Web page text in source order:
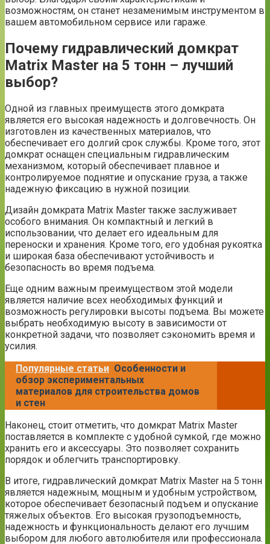
возможностям, он станет незаменимым инструментом в
вашем автомобильном сервисе или гараже.
Почему гидравлический домкрат
Matrix Master на 5 тонн – лучший
выбор?
Одной из главных преимуществ этого домкрата
является его высокая надежность и долговечность. Он
изготовлен из качественных материалов, что
обеспечивает его долгий срок службы. Кроме того, этот
домкрат оснащен специальным гидравлическим
механизмом, который обеспечивает плавное и
контролируемое поднятие и опускание груза, а также
надежную фиксацию в нужной позиции.
Дизайн домкрата Matrix Master также заслуживает
особого внимания. Он компактный и легкий в
использовании, что делает его идеальным для
переноски и хранения. Кроме того, его удобная рукоятка
и широкая база обеспечивают устойчивость и
безопасность во время подъема.
Еще одним важным преимуществом этой модели
является наличие всех необходимых функций и
возможность регулировки высоты подъема. Вы можете
выбрать необходимую высоту в зависимости от
конкретной задачи, что позволяет сэкономить время и
усилия.
Популярные статьи Особенности и
обзор экспериментальных
материалов для строительства домов
и стен
Наконец, стоит отметить, что домкрат Matrix Master
поставляется в комплекте с удобной сумкой, где можно
хранить его и аксессуары. Это позволяет сохранить
порядок и облегчить транспортировку.
В итоге, гидравлический домкрат Matrix Master на 5 тонн
является надежным, мощным и удобным устройством,
которое обеспечивает безопасный подъем и опускание
тяжелых объектов. Его высокая грузоподъемность,
надежность и функциональность делают его лучшим
выбором для любого автолюбителя или профессионала.